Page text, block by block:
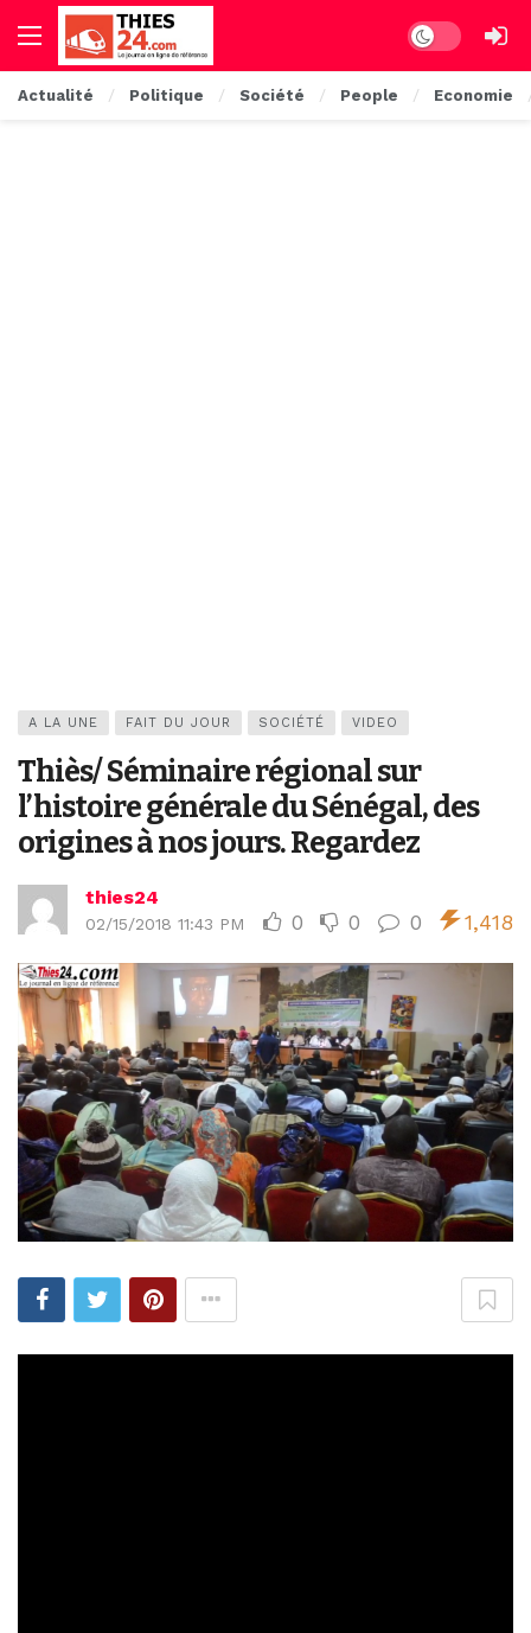
Dark mode
Actualité Politique Société People Economie
A LA UNE FAIT DU JOUR SOCIÉTÉ VIDEO
Thiès/ Séminaire régional sur
l’histoire générale du Sénégal, des
origines à nos jours. Regardez
thies24
02/15/2018 11:43 PM 0 0 0 1,418